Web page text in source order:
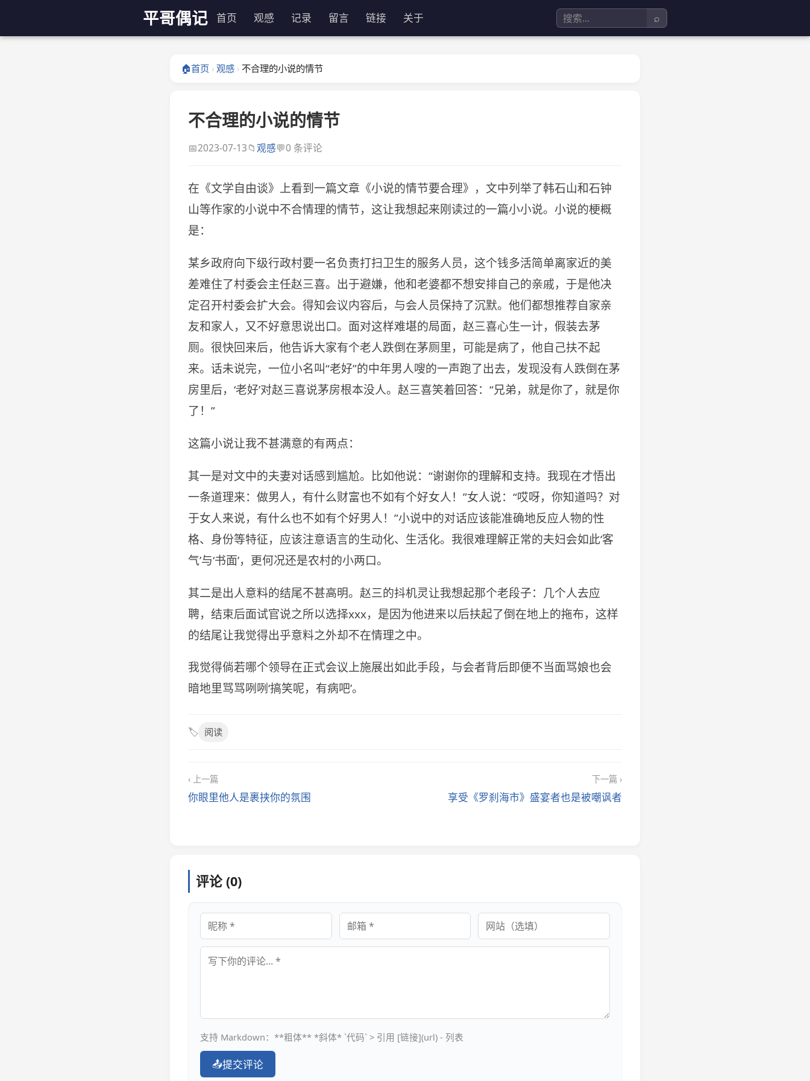
平哥偶记 首页 观感 记录 留言 链接 关于 ⌕
🏠首页 › 观感 › 不合理的小说的情节
不合理的小说的情节
📅2023-07-13📁观感💬0 条评论
在《文学自由谈》上看到一篇文章《小说的情节要合理》，文中列举了韩石山和石钟
山等作家的小说中不合情理的情节，这让我想起来刚读过的一篇小小说。小说的梗概
是：
某乡政府向下级行政村要一名负责打扫卫生的服务人员，这个钱多活简单离家近的美
差难住了村委会主任赵三喜。出于避嫌，他和老婆都不想安排自己的亲戚，于是他决
定召开村委会扩大会。得知会议内容后，与会人员保持了沉默。他们都想推荐自家亲
友和家人，又不好意思说出口。面对这样难堪的局面，赵三喜心生一计，假装去茅
厕。很快回来后，他告诉大家有个老人跌倒在茅厕里，可能是病了，他自己扶不起
来。话未说完，一位小名叫“老好”的中年男人嗖的一声跑了出去，发现没有人跌倒在茅
房里后，‘老好’对赵三喜说茅房根本没人。赵三喜笑着回答：“兄弟，就是你了，就是你
了！”
这篇小说让我不甚满意的有两点：
其一是对文中的夫妻对话感到尴尬。比如他说：“谢谢你的理解和支持。我现在才悟出
一条道理来：做男人，有什么财富也不如有个好女人！”女人说：“哎呀，你知道吗？对
于女人来说，有什么也不如有个好男人！”小说中的对话应该能准确地反应人物的性
格、身份等特征，应该注意语言的生动化、生活化。我很难理解正常的夫妇会如此‘客
气’与‘书面’，更何况还是农村的小两口。
其二是出人意料的结尾不甚高明。赵三的抖机灵让我想起那个老段子：几个人去应
聘，结束后面试官说之所以选择xxx，是因为他进来以后扶起了倒在地上的拖布，这样
的结尾让我觉得出乎意料之外却不在情理之中。
我觉得倘若哪个领导在正式会议上施展出如此手段，与会者背后即便不当面骂娘也会
暗地里骂骂咧咧‘搞笑呢，有病吧’。
🏷️ 阅读
‹ 上一篇
你眼里他人是裹挟你的氛围
下一篇 ›
享受《罗刹海市》盛宴者也是被嘲讽者
评论 (0)
昵称 邮箱 网站
评论内容
支持 Markdown：**粗体** *斜体* `代码` > 引用 [链接](url) - 列表
📤提交评论